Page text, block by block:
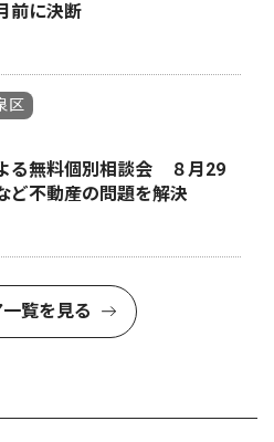
前に決断
区
る無料個別相談会 ８月29
不動産の問題を解決
覧を見る